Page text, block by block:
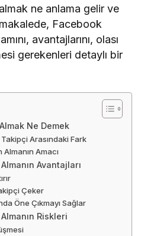
ne anlama gelir ve
Facebook
avantajlarını, olası
gerekenleri detaylı bir
Ne Demek
Arasındaki Fark
Amacı
Avantajları
Çeker
Öne Çıkmayı Sağlar
Riskleri